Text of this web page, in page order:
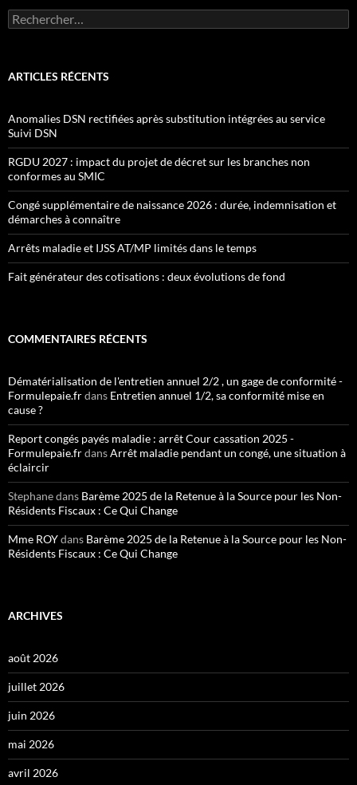
Rechercher :
ARTICLES RÉCENTS
Anomalies DSN rectifiées après substitution intégrées au service
Suivi DSN
RGDU 2027 : impact du projet de décret sur les branches non
conformes au SMIC
Congé supplémentaire de naissance 2026 : durée, indemnisation et
démarches à connaître
Arrêts maladie et IJSS AT/MP limités dans le temps
Fait générateur des cotisations : deux évolutions de fond
COMMENTAIRES RÉCENTS
Dématérialisation de l'entretien annuel 2/2 , un gage de conformité -
Formulepaie.frdans Entretien annuel 1/2, sa conformité mise en
cause ?
Report congés payés maladie : arrêt Cour cassation 2025 -
Formulepaie.frdansArrêt maladie pendant un congé, une situation à
éclaircir
Stephanedans Barème 2025 de la Retenue à la Source pour les Non-
Résidents Fiscaux : Ce Qui Change
Mme ROYdans Barème 2025 de la Retenue à la Source pour les Non-
Résidents Fiscaux : Ce Qui Change
ARCHIVES
août 2026
juillet 2026
juin 2026
mai 2026
avril 2026